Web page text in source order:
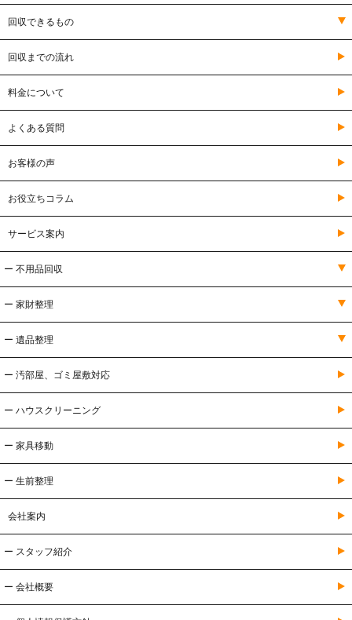
回収できるもの
回収までの流れ
料金について
よくある質問
お客様の声
お役立ちコラム
サービス案内
ー 不用品回収
ー 家財整理
ー 遺品整理
ー 汚部屋、ゴミ屋敷対応
ー ハウスクリーニング
ー 家具移動
ー 生前整理
会社案内
ー スタッフ紹介
ー 会社概要